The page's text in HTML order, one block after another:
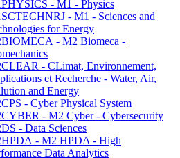
- M1 - Physics
- M1 - Sciences and
for Energy
- M2 Biomeca -
- CLimat, Environnement,
et Recherche - Water, Air,
and Energy
- Cyber Physical System
- M2 Cyber - Cybersecurity
- Data Sciences
- M2 HPDA - High
Data Analytics